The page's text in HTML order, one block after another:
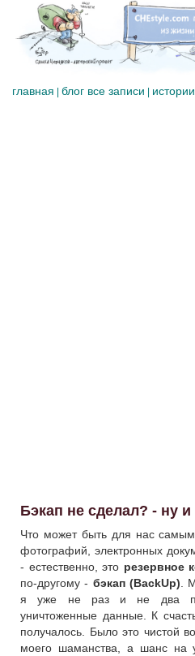
главная | блог все записи |
Бэкап не сделал? - ну и
Что может быть для нас
фотографий, электронных
- естественно, это резервное
по-другому - бэкап (BackUp) .
я уже не раз и не два
уничтоженные данные. К
получалось. Было это чистой
моего шаманства, а шанс на